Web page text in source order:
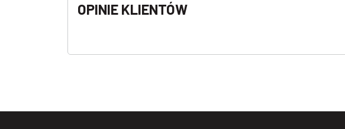
OPINIE KLIENTÓW